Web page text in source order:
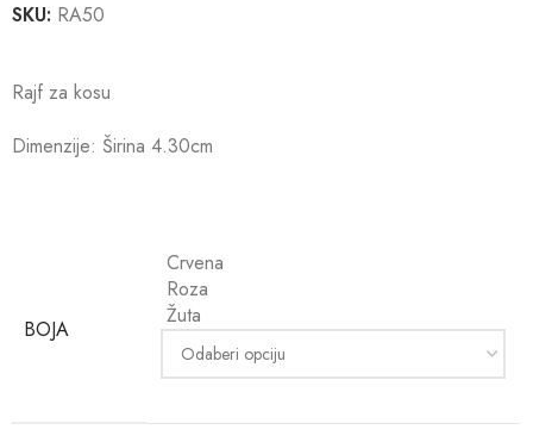
SKU: RA50
Rajf za kosu
Dimenzije: Širina 4.30cm
BOJA
Crvena
Roza
Žuta